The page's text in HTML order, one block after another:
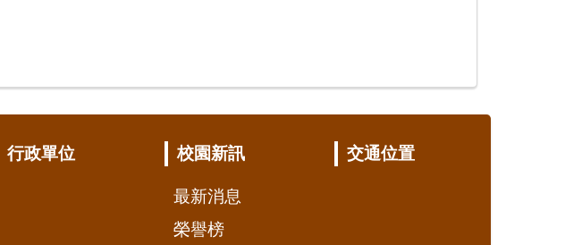
行政單位 校園新訊
最新消息
榮譽榜
交通位置